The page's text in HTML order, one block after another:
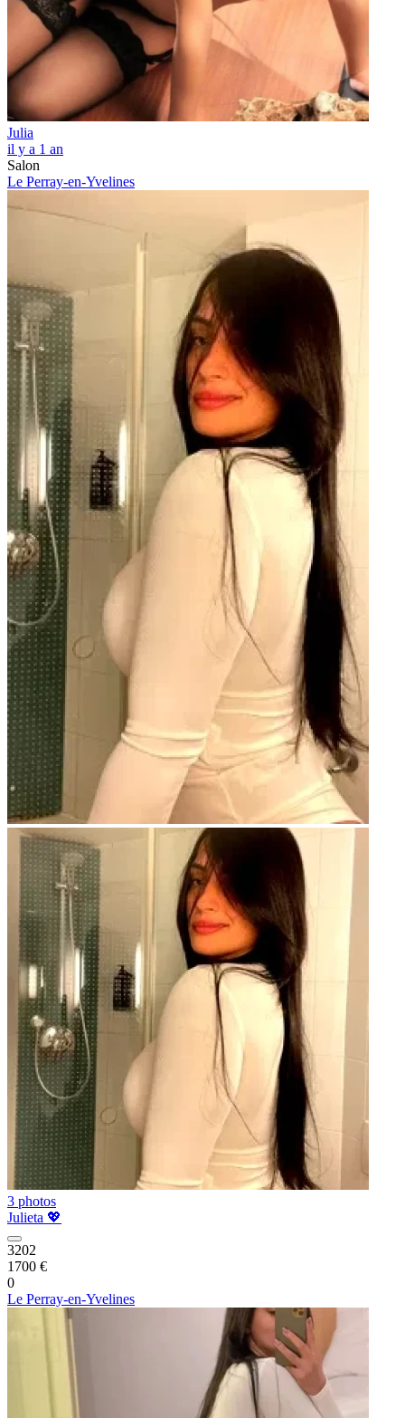
Julia
il y a 1 an
Salon
Le Perray-en-Yvelines
3 photos
Julieta 💖
3202
1700 €
0
Le Perray-en-Yvelines